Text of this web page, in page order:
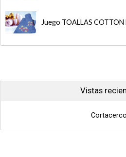
Juego TOALLAS
Vistas
Cortacerco